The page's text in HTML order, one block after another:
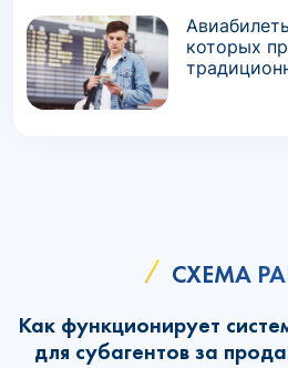
которых
СХЕМА
Как функционирует
для субагентов за